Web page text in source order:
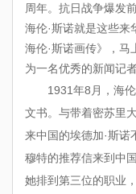
周年。抗日战争爆发
海伦·斯诺就是这些来
海伦·斯诺画传》，马
为一名优秀的新闻记者
1931年8 月，海
文书。与带着密苏里
来中国的埃德加·斯诺
穆特的推荐信来到中
她排到第三位的职业